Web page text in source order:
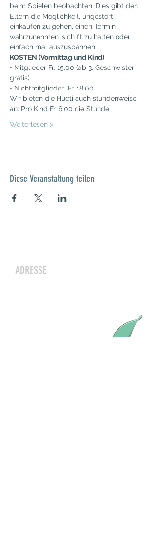
beim Spielen beobachten. Dies gibt den
Eltern die Möglichkeit, ungestört
einkaufen zu gehen, einen Termin
wahrzunehmen, sich fit zu halten oder
einfach mal auszuspannen.
KOSTEN (Vormittag und Kind)
• Mitglieder Fr. 15.00 (ab 3. Geschwister
gratis)
• Nichtmitglieder  Fr. 18.00
Wir bieten die Hüeti auch stundenweise
an: Pro Kind Fr. 6.00 die Stunde.
Weiterlesen >
Diese Veranstaltung teilen
ADRESSE